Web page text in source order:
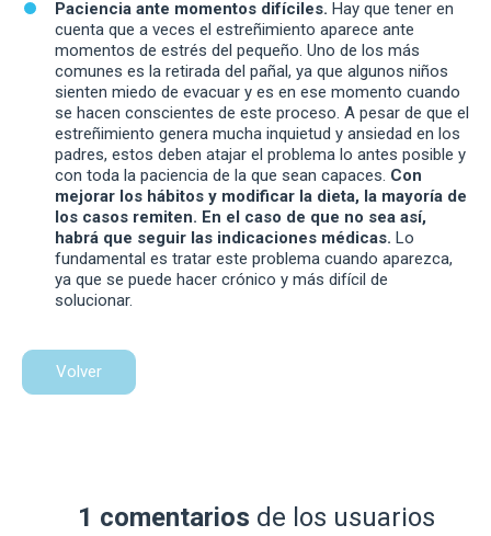
Paciencia ante momentos difíciles. Hay que tener en
cuenta que a veces el estreñimiento aparece ante
momentos de estrés del pequeño. Uno de los más
comunes es la retirada del pañal, ya que algunos niños
sienten miedo de evacuar y es en ese momento cuando
se hacen conscientes de este proceso. A pesar de que el
estreñimiento genera mucha inquietud y ansiedad en los
padres, estos deben atajar el problema lo antes posible y
con toda la paciencia de la que sean capaces. Con
mejorar los hábitos y modificar la dieta, la mayoría de
los casos remiten. En el caso de que no sea así,
habrá que seguir las indicaciones médicas. Lo
fundamental es tratar este problema cuando aparezca,
ya que se puede hacer crónico y más difícil de
solucionar.
Volver
1 comentarios de los usuarios